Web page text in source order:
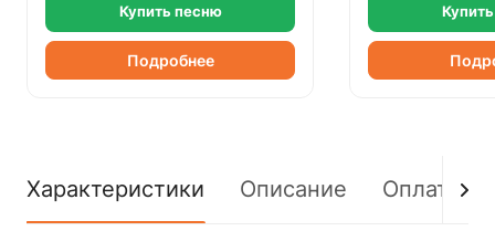
Купить песню
Подробнее
Характеристики Описание Оплата